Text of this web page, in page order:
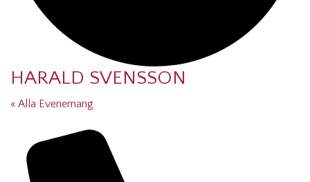
HARALD SVENSSON
« Alla Evenemang